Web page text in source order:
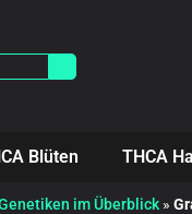
Blüten THCA
im Überblick »